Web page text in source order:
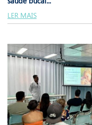
LER MAIS